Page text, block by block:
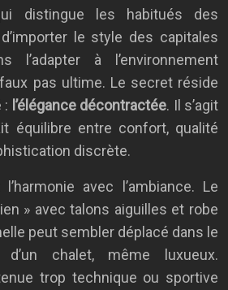
distingue les habitués des
le style des capitales
à l’environnement
pas ultime. Le secret réside
: l’élégance décontractée. Il s’agit
équilibre entre confort, qualité
discrète.
avec l’ambiance. Le
» avec talons aiguilles et robe
peut sembler déplacé dans le
d’un chalet, même luxueux.
trop technique ou sportive